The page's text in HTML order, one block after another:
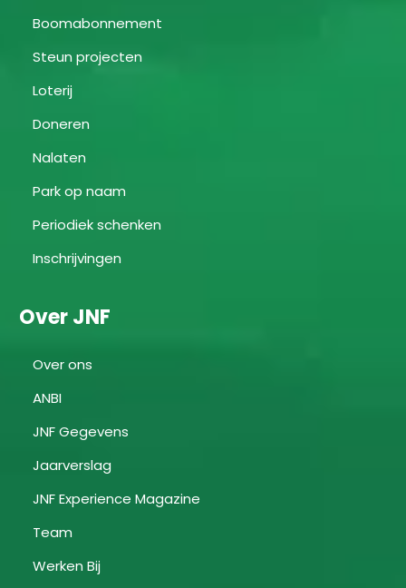
Boomabonnement
Steun projecten
Loterij
Doneren
Nalaten
Park op naam
Periodiek schenken
Inschrijvingen
Over JNF
Over ons
ANBI
JNF Gegevens
Jaarverslag
JNF Experience Magazine
Team
Werken Bij